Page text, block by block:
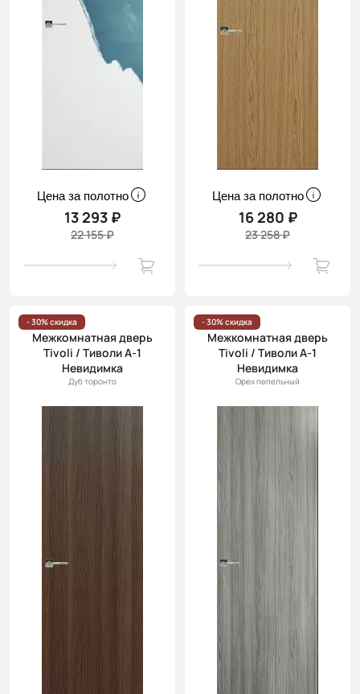
Цена за полотно
13 293 ₽
22 155 ₽
Цена за полотно
16 280 ₽
23 258 ₽
- 30% скидка
Межкомнатная дверь
Tivoli / Тиволи А-1
Невидимка
Дуб торонто
- 30% скидка
Межкомнатная дверь
Tivoli / Тиволи А-1
Невидимка
Орех пепельный